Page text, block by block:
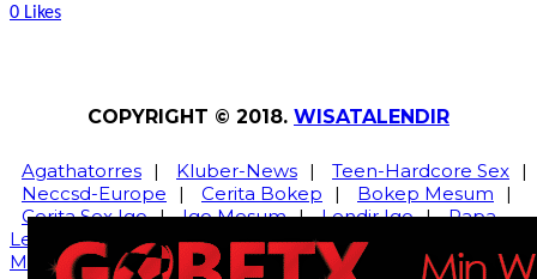
0 Likes
COPYRIGHT © 2018. WISATALENDIR
Agathatorres | Kluber-News | Teen-Hardcore Sex |
Neccsd-Europe
| Cerita Bokep | Bokep Mesum
|
Cerita Sex Igo | Igo Mesum | Lendir Igo | Papa
Lendir
| Bokep Igo Cewek Mesum
Mesum | Cerita Sek | Cerpen Hot |